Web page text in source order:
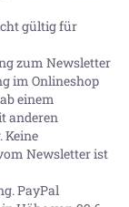
gültig für
zum Newsletter
im Onlineshop
einem
anderen
Keine
Newsletter ist
PayPal